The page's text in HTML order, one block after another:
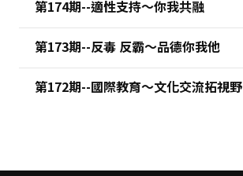
第174期--適性支持～你我共融
第173期--反毒 反霸～品德你我他
第172期--國際教育～文化交流拓視野